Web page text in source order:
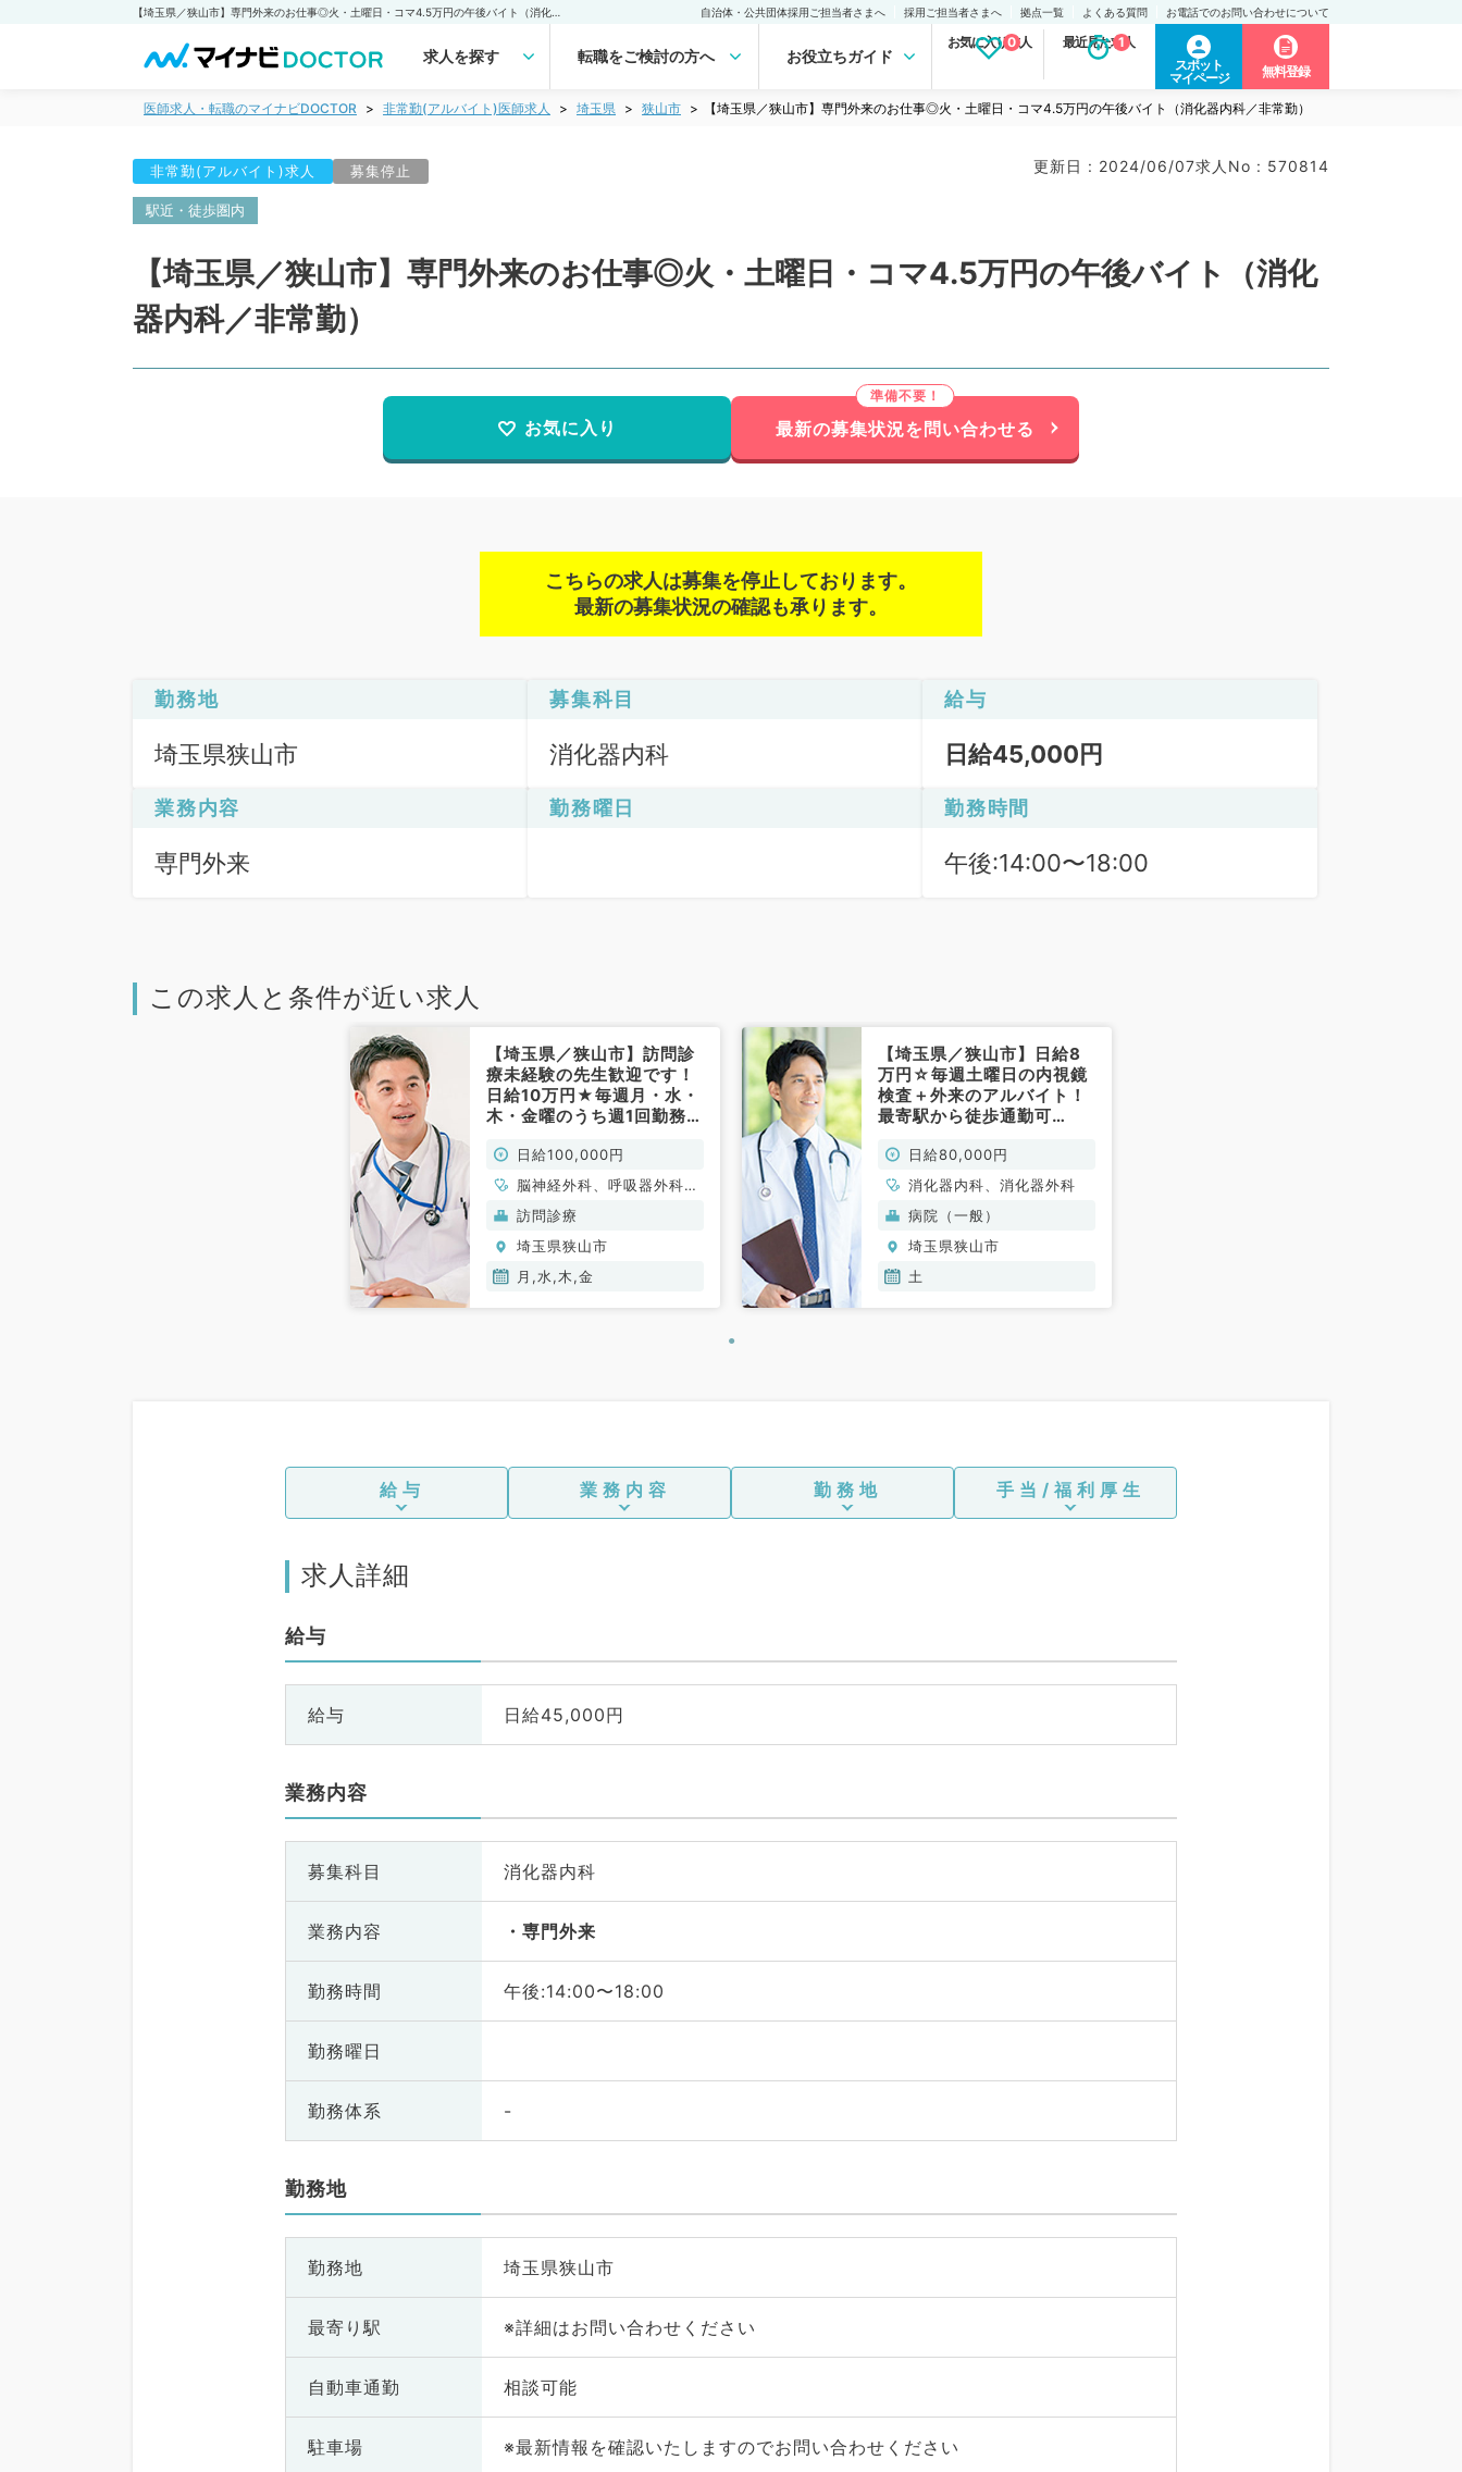
自治体・公共団体採用ご担当者さまへ 採用ご担当者さまへ 拠点一覧 よくある質問 お電話でのお問い合わせについて
求人を探す 転職をご検討の方へ お役立ちガイド
お気に入り求人
0 最近見た求人
1
スポット
マイページ
無料登録
医師求人・転職のマイナビDOCTOR 非常勤(アルバイト)医師求人 埼玉県 狭山市 【埼玉県／狭山市】専門外来のお仕事◎火・土曜日・コマ4.5万円の午後バイト（消化器内科／非常勤）
非常勤(アルバイト)求人 募集停止 更新日 : 2024/06/07求人No : 570814
駅近・徒歩圏内
【埼玉県／狭山市】専門外来のお仕事◎火・土曜日・コマ4.5万円の午後バイト（消化
器内科／非常勤）
お気に入り 最新の募集状況を問い合わせる
こちらの求人は募集を停止しております。
最新の募集状況の確認も承ります。
勤務地
埼玉県狭山市
募集科目
消化器内科
給与
日給45,000円
業務内容
専門外来
勤務曜日 勤務時間
午後:14:00〜18:00
この求人と条件が近い求人
【埼玉県／狭山市】訪問診
療未経験の先生歓迎です！
日給10万円★毎週月・水・
木・金曜のうち週1回勤務
とアクセス抜群のクリニッ
ク～（内科系、外科系／非
常勤）
日給100,000円
脳神経外科、呼吸器外科、
心臓血管外科、一般内科、
循環器内科、呼吸器内科、
消化器内科、内分泌・代謝
内科、外科系全般、一般外
訪問診療
埼玉県狭山市
月,水,木,金
【埼玉県／狭山市】日給8
万円☆毎週土曜日の内視鏡
検査＋外来のアルバイト！
最寄駅から徒歩通勤可
科／非常勤）
日給80,000円
消化器内科、消化器外科
病院（一般）
埼玉県狭山市
土
給与 業務内容 勤務地 手当/福利厚生
求人詳細
給与
給与 日給45,000円
業務内容
募集科目 消化器内科
業務内容 専門外来
勤務時間 午後:14:00〜18:00
勤務曜日
勤務体系 -
勤務地
勤務地 埼玉県狭山市
最寄り駅 ※詳細はお問い合わせください
自動車通勤 相談可能
駐車場 ※最新情報を確認いたしますのでお問い合わせください